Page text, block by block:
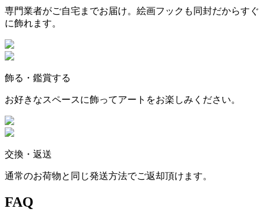
専門業者がご自宅までお届け。絵画フックも同封だからすぐ
に飾れます。
飾る・鑑賞する
お好きなスペースに飾ってアートをお楽しみください。
交換・返送
通常のお荷物と同じ発送方法でご返却頂けます。
FAQ